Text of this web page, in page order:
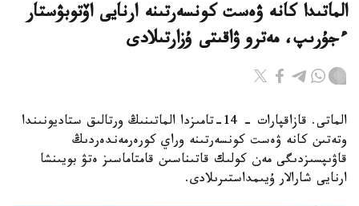
الماتىدا كانە ۋەست كونسەرتىنە ارنايى اۆتوبۋستار
ءجۇرىپ، مەترو ۋاقىتى ۇزارتىلادى
الماتى. قازاقپارات – 14-تامىزدا الماتىنىڭ ورتالىق ستاديونىندا
وتەتىن كانە ۋەست كونسەرتىنە وراي كورەرمەندەردىڭ
قاۋىپسىزدىگى مەن كولىك قاتىناسىن قامتاماسىز ەتۋ بويىنشا
ارنايى شارالار ۇيىمداستىرىلادى.